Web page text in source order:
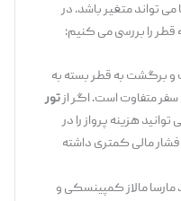
متغیر باشد. در
بررسی می ‌کنیم:
به قطر بسته به
است. اگر از تور
پرواز را در
کمتری داشته
کمپینسکی و